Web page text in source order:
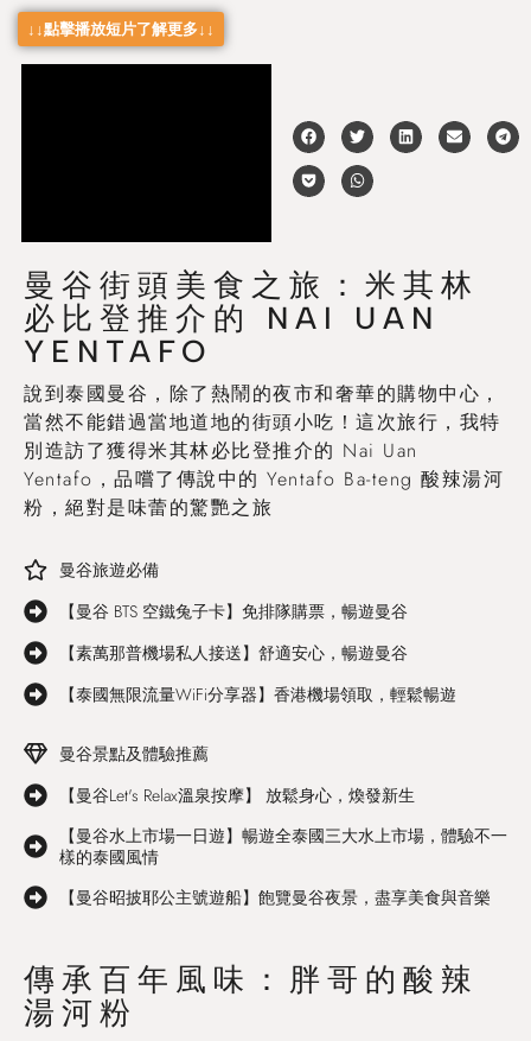
↓↓點擊播放短片了解更多↓↓
曼谷街頭美食之旅：米其林
必比登推介的 NAI UAN
YENTAFO
說到泰國曼谷，除了熱鬧的夜市和奢華的購物中心，
當然不能錯過當地道地的街頭小吃！這次旅行，我特
別造訪了獲得米其林必比登推介的 Nai Uan
Yentafo，品嚐了傳說中的 Yentafo Ba-teng 酸辣湯河
粉，絕對是味蕾的驚艷之旅
曼谷旅遊必備
【曼谷 BTS 空鐵兔子卡】免排隊購票，暢遊曼谷
【素萬那普機場私人接送】舒適安心，暢遊曼谷
【泰國無限流量WiFi分享器】香港機場領取，輕鬆暢遊
曼谷景點及體驗推薦
【曼谷Let's Relax溫泉按摩】 放鬆身心，煥發新生
【曼谷水上市場一日遊】暢遊全泰國三大水上市場，體驗不一
樣的泰國風情
【曼谷昭披耶公主號遊船】飽覽曼谷夜景，盡享美食與音樂
傳承百年風味：胖哥的酸辣
湯河粉